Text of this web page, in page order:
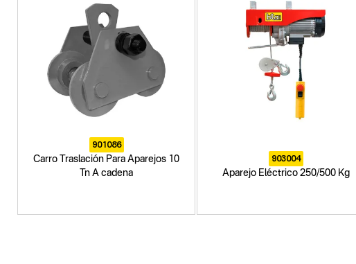
901086
Carro Traslación Para Aparejos 10
Tn A cadena
903004
Aparejo Eléctrico 250/500 Kg